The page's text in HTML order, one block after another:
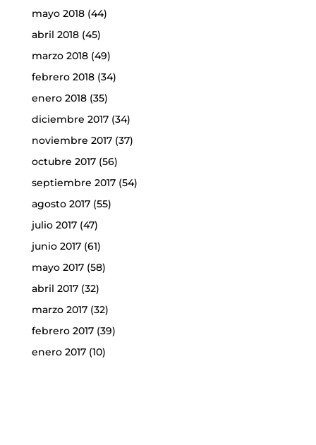
mayo 2018(44)
abril 2018(45)
marzo 2018(49)
febrero 2018(34)
enero 2018(35)
diciembre 2017(34)
noviembre 2017(37)
octubre 2017(56)
septiembre 2017(54)
agosto 2017(55)
julio 2017(47)
junio 2017(61)
mayo 2017(58)
abril 2017(32)
marzo 2017(32)
febrero 2017(39)
enero 2017(10)